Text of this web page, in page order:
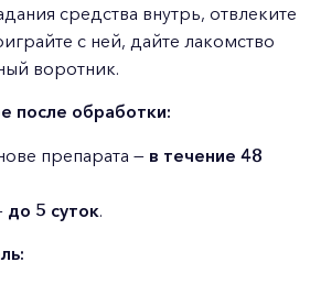
средства внутрь, отвлеките
с ней, дайте лакомство
воротник.
после обработки:
препарата — в течение 48
до 5 суток.